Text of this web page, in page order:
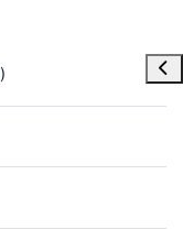
)